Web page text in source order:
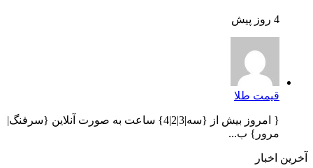
4 روز پیش
قیمت طلا
{ امروز بیش از {سه|3|2|4} ساعت به صورت آنلاین {سرفنگ|
مرور} ب...
آخرین اخبار